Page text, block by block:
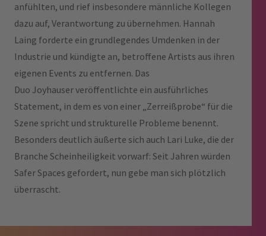
anfühlten, und rief insbesondere männliche Kollegen
dazu auf, Verantwortung zu übernehmen. Hannah
Laing forderte ein grundlegendes Umdenken in der
Industrie und kündigte an, betroffene Artists aus ihren
eigenen Events zu entfernen. Das
Duo Joyhauser veröffentlichte ein ausführliches
Statement, in dem es von einer „Zerreißprobe“ für die
Szene spricht und strukturelle Probleme benennt.
Besonders deutlich äußerte sich auch Lari Luke, die der
Branche Scheinheiligkeit vorwarf: Seit Jahren würden
Safer Spaces gefordert, nun gebe man sich plötzlich
überrascht.